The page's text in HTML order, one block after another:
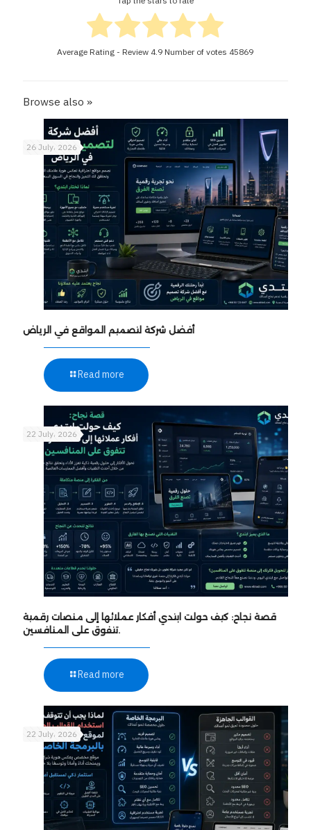
Average Rating - Review 4.9 Number of votes 45869
Browse also »
26 July، 2026
أفضل شركة لتصميم المواقع في الرياض
Read more
22 July، 2026
قصة نجاح: كيف حولت ابتدي أفكار عملائها إلى منصات رقمية
تتفوق على المنافسين.
Read more
22 July، 2026